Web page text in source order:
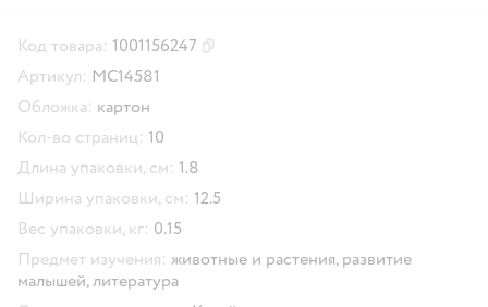
Код товара: 1001156247
Артикул: МС14581
Обложка: картон
Кол-во страниц: 10
Длина упаковки, см: 1.8
Ширина упаковки, см: 12.5
Вес упаковки, кг: 0.15
Предмет изучения: животные и растения, развитие
малышей,литература